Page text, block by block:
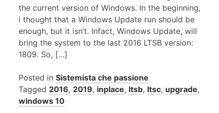
the current version of Windows. In the beginning,
i thought that a Windows Update run should be
enough, but it isn’t. Infact, Windows Update, will
bring the system to the last 2016 LTSB version:
1809. So, […]
Posted in Sistemista che passione
Tagged 2016, 2019, inplace, ltsb, ltsc, upgrade,
windows 10